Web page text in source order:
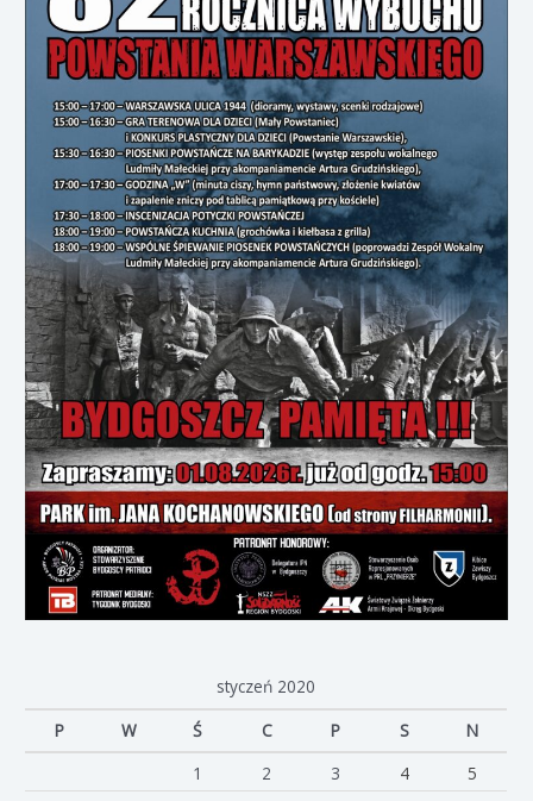
styczeń 2020
P
W Ś C P S
N
1
2 3 4
5